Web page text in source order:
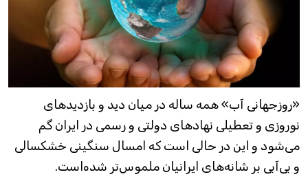
«روزجهانی آب» همه ساله در میان دید و بازدیدهای
نوروزی و تعطیلی نهادهای دولتی و رسمی در ایران گم
می‌شود و این در حالی است که امسال سنگینی خشکسالی
و بی‌آبی بر شانه‌های ایرانیان ملموس‌تر شده‌است.